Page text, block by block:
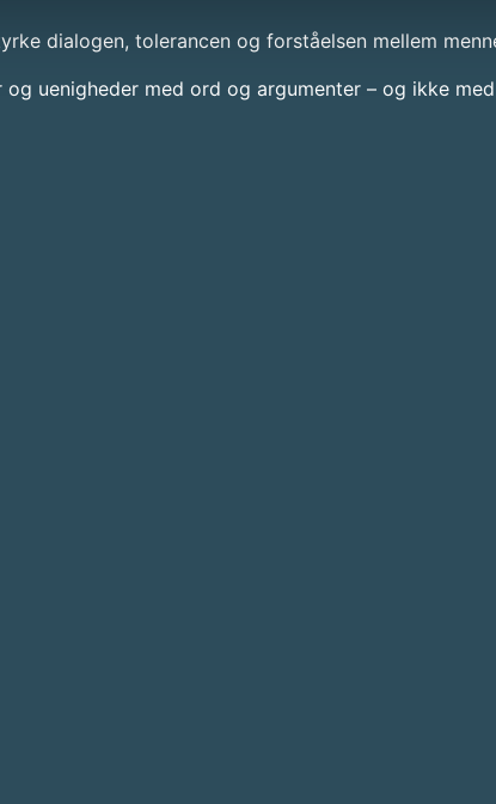
dialogen, tolerancen og forståelsen mellem
uenigheder med ord og argumenter – og ikke